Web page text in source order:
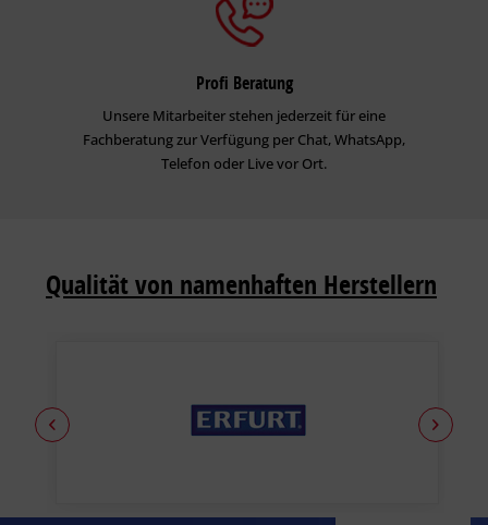
Profi Beratung
Unsere Mitarbeiter stehen jederzeit für eine
Fachberatung zur Verfügung per Chat, WhatsApp,
Telefon oder Live vor Ort.
Qualität von namenhaften Herstellern